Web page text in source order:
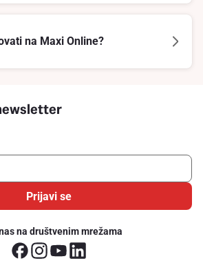
na Maxi Online?
Prijavi se
na društvenim mrežama